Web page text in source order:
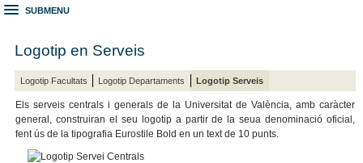
SUBMENU
Logotip en Serveis
Logotip Facultats Logotip Departaments Logotip Serveis
Els serveis centrals i generals de la Universitat de València, amb caràcter
general, construiran el seu logotip a partir de la seua denominació oficial,
fent ús de la tipografia Eurostile Bold en un text de 10 punts.